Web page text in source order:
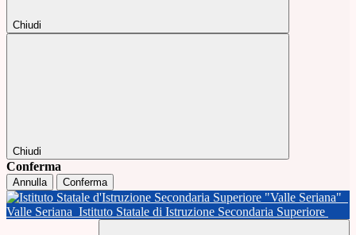
Chiudi
Chiudi
Conferma
Annulla Conferma
Valle Seriana Istituto Statale di Istruzione Secondaria Superiore